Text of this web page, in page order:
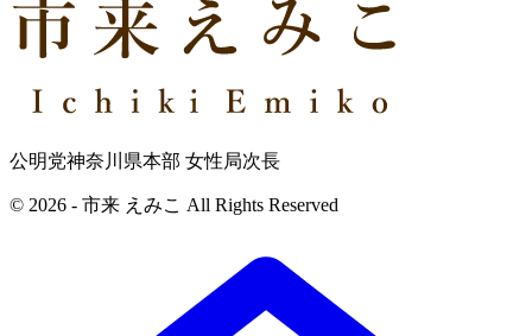
公明党神奈川県本部 女性局次長
© 2026 - 市来 えみこ All Rights Reserved